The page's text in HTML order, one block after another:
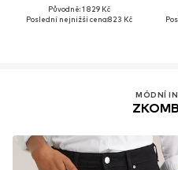
Původně: 1 829 Kč
Poslední nejnižší cena:823 Kč
MÓDNÍ